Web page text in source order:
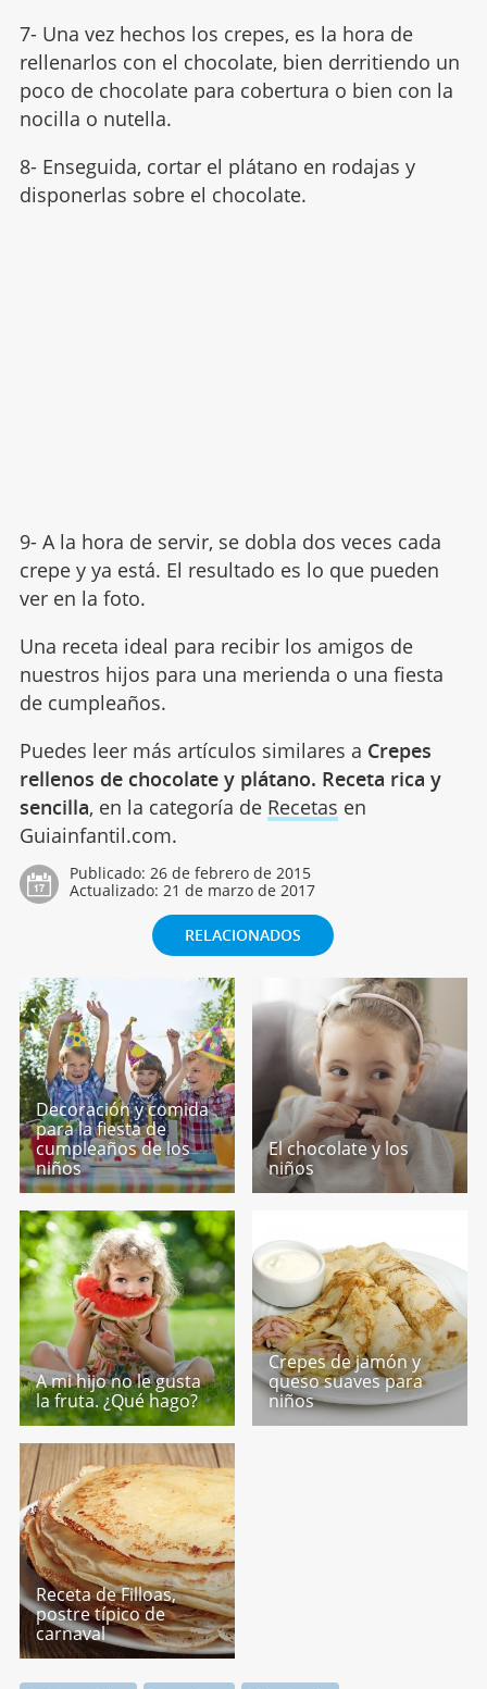
7- Una vez hechos los crepes, es la hora de
rellenarlos con el chocolate, bien derritiendo un
poco de chocolate para cobertura o bien con la
nocilla o nutella.
8- Enseguida, cortar el plátano en rodajas y
disponerlas sobre el chocolate.
9- A la hora de servir, se dobla dos veces cada
crepe y ya está. El resultado es lo que pueden
ver en la foto.
Una receta ideal para recibir los amigos de
nuestros hijos para una merienda o una fiesta
de cumpleaños.
Puedes leer más artículos similares a Crepes
rellenos de chocolate y plátano. Receta rica y
sencilla, en la categoría de Recetas en
Guiainfantil.com.
Publicado: 26 de febrero de 2015
Actualizado: 21 de marzo de 2017
RELACIONADOS
Decoración y comida
para la fiesta de
cumpleaños de los
niños
El chocolate y los
niños
A mi hijo no le gusta
la fruta. ¿Qué hago?
Crepes de jamón y
queso suaves para
niños
Receta de Filloas,
postre típico de
carnaval